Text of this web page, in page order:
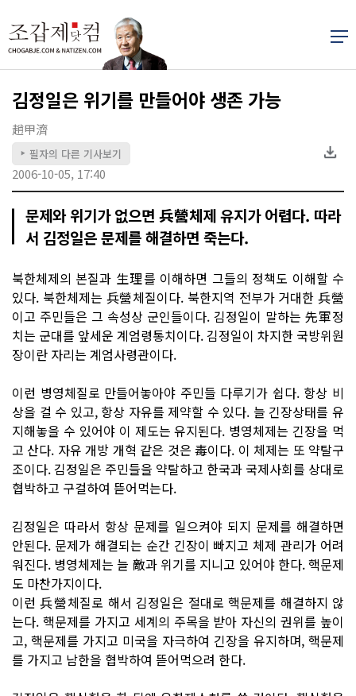
김정일은 위기를 만들어야 생존 가능
趙甲濟
▶ 필자의 다른 기사보기
2006-10-05, 17:40
문제와 위기가 없으면 兵營체제 유지가 어렵다. 따라
서 김정일은 문제를 해결하면 죽는다.
북한체제의 본질과 生理를 이해하면 그들의 정책도 이해할 수
있다. 북한체제는 兵營체질이다. 북한지역 전부가 거대한 兵營
이고 주민들은 그 속성상 군인들이다. 김정일이 말하는 先軍정
치는 군대를 앞세운 계엄령통치이다. 김정일이 차지한 국방위원
장이란 자리는 계엄사령관이다.
이런 병영체질로 만들어놓아야 주민들 다루기가 쉽다. 항상 비
상을 걸 수 있고, 항상 자유를 제약할 수 있다. 늘 긴장상태를 유
지해놓을 수 있어야 이 제도는 유지된다. 병영체제는 긴장을 먹
고 산다. 자유 개방 개혁 같은 것은 毒이다. 이 체제는 또 약탈구
조이다. 김정일은 주민들을 약탈하고 한국과 국제사회를 상대로
협박하고 구걸하여 뜯어먹는다.
김정일은 따라서 항상 문제를 일으켜야 되지 문제를 해결하면
안된다. 문제가 해결되는 순간 긴장이 빠지고 체제 관리가 어려
워진다. 병영체제는 늘 敵과 위기를 지니고 있어야 한다. 핵문제
도 마찬가지이다.
이런 兵營체질로 해서 김정일은 절대로 핵문제를 해결하지 않
는다. 핵문제를 가지고 세계의 주목을 받아 자신의 권위를 높이
고, 핵문제를 가지고 미국을 자극하여 긴장을 유지하며, 핵문제
를 가지고 남한을 협박하여 뜯어먹으려 한다.